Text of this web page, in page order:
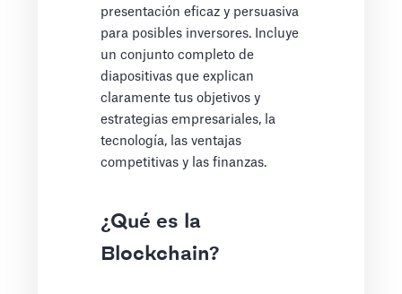
presentación eficaz y persuasiva
para posibles inversores. Incluye
un conjunto completo de
diapositivas que explican
claramente tus objetivos y
estrategias empresariales, la
tecnología, las ventajas
competitivas y las finanzas.
¿Qué es la
Blockchain?